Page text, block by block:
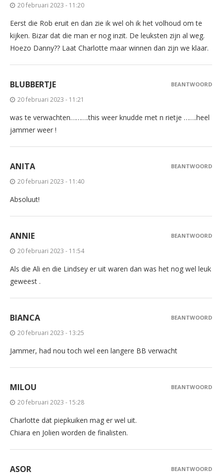
20 februari 2023 - 11:20
Eerst die Rob eruit en dan zie ik wel oh ik het volhoud om te
kijken. Bizar dat die man er nog inzit. De leuksten zijn al weg.
Hoezo Danny?? Laat Charlotte maar winnen dan zijn we klaar.
BLUBBERTJE
20 februari 2023 - 11:21
was te verwachten……….this weer knudde met n rietje …….heel
jammer weer !
BEANTWOORD
ANITA
20 februari 2023 - 11:40
Absoluut!
BEANTWOORD
ANNIE
20 februari 2023 - 11:54
Als die Ali en die Lindsey er uit waren dan was het nog wel leuk
geweest .
BEANTWOORD
BIANCA
20 februari 2023 - 13:25
Jammer, had nou toch wel een langere BB verwacht
BEANTWOORD
MILOU
20 februari 2023 - 15:28
Charlotte dat piepkuiken mag er wel uit.
Chiara en Jolien worden de finalisten.
BEANTWOORD
ASOR BEANTWOORD